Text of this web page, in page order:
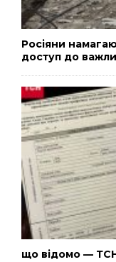
Росіяни
доступ до
що відомо —